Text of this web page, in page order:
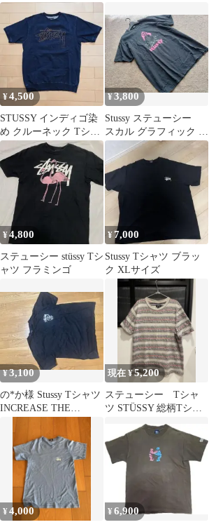
金ロゴ グレー 半袖Tシ
ャツ #2496
¥4,500
STUSSY インディゴ染
め クルーネック Tシャ
ツ L
¥3,800
Stussy ステューシー
スカル グラフィック T
シャツ ブラック Mサイ
ズ
¥4,800
ステューシー stüssy Tシ
ャツ フラミンゴ
¥ 7,000
Stussy Tシャツ ブラッ
ク XLサイズ
¥3,100
の*か様 Stussy Tシャツ
INCREASE THE
現在 ¥5,200
ステューシー Tシャ
ツ STÜSSY 総柄Tシャ
¥4,000 ¥ 6,900